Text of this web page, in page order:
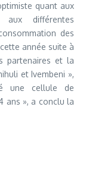
quant aux
différentes
des
année suite à
partenaires et la
et Ivembeni »,
une cellule de
ans », a conclu la